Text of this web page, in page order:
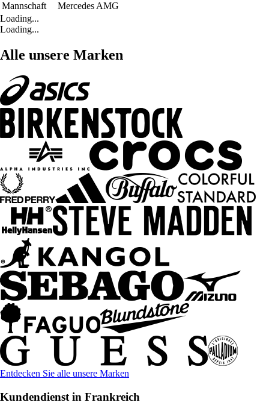
Mannschaft
Mercedes AMG
Loading...
Loading...
Alle unsere Marken
Entdecken Sie alle unsere Marken
Kundendienst in Frankreich